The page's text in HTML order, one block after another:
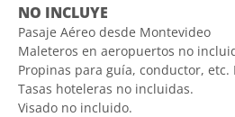
NO INCLUYE
Pasaje Aéreo desde Montevideo
Maleteros en aeropuertos no
Propinas para guía, conductor, etc.
Tasas hoteleras no incluidas.
Visado no incluido.